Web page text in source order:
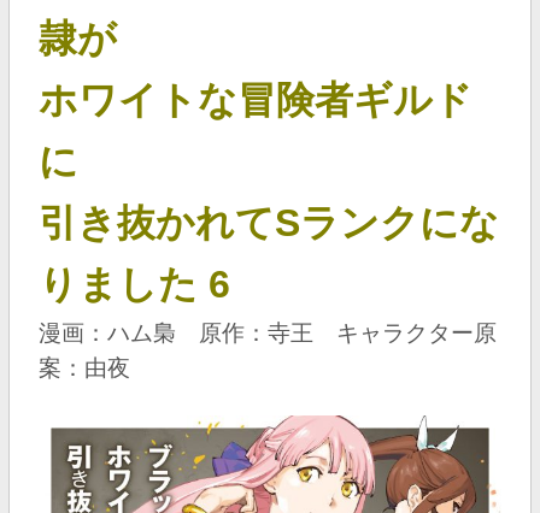
隷が
ホワイトな冒険者ギルド
に
引き抜かれてSランクにな
りました 6
漫画：ハム梟 原作：寺王 キャラクター原
案：由夜